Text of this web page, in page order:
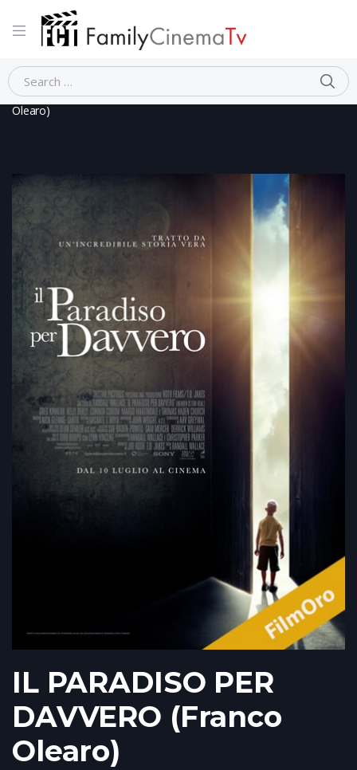
Home Dramma
Olearo)
IL PARADISO PER
DAVVERO (Franco
Olearo)